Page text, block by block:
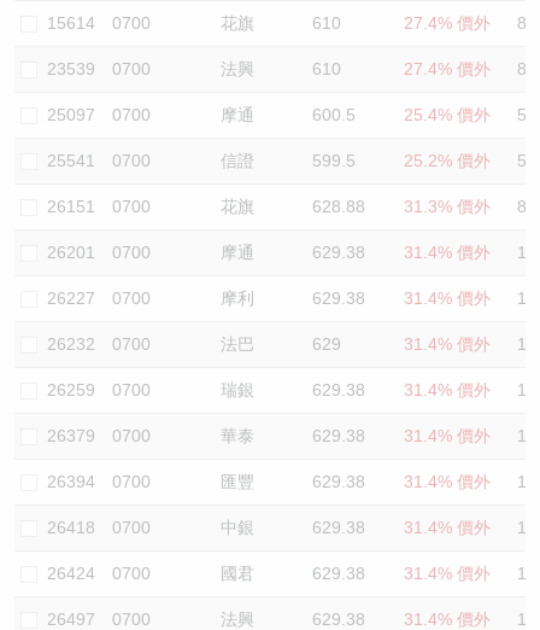
15614 0700 花旗 610 27.4% 價外
23539 0700 法興 610 27.4% 價外
25097 0700 摩通 600.5 25.4% 價外
25541 0700 信證 599.5 25.2% 價外
26151 0700 花旗 628.88 31.3% 價外
26201 0700 摩通 629.38 31.4% 價外
26227 0700 摩利 629.38 31.4% 價外
26232 0700 法巴 629 31.4% 價外
26259 0700 瑞銀 629.38 31.4% 價外
26379 0700 華泰 629.38 31.4% 價外
26394 0700 匯豐 629.38 31.4% 價外
26418 0700 中銀 629.38 31.4% 價外
26424 0700 國君 629.38 31.4% 價外
26497 0700 法興 629.38 31.4% 價外